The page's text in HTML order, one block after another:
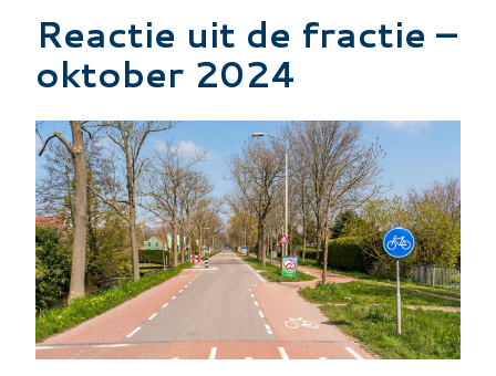
Reactie uit de fractie –
oktober 2024
Image